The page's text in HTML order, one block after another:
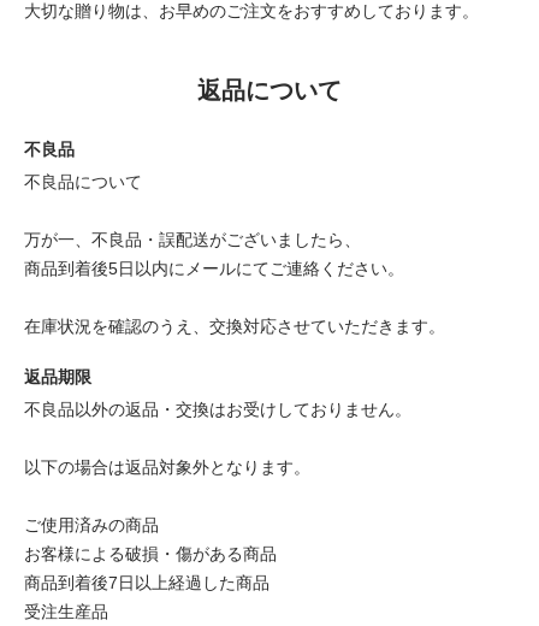
大切な贈り物は、お早めのご注文をおすすめしております。
返品について
不良品
不良品について
万が一、不良品・誤配送がございましたら、
商品到着後5日以内にメールにてご連絡ください。
在庫状況を確認のうえ、交換対応させていただきます。
返品期限
不良品以外の返品・交換はお受けしておりません。
以下の場合は返品対象外となります。
ご使用済みの商品
お客様による破損・傷がある商品
商品到着後7日以上経過した商品
受注生産品